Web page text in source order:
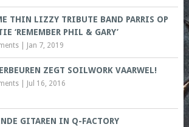
THIN LIZZY TRIBUTE BAND PARRIS OP
‘REMEMBER PHIL & GARY’
| Jan 7, 2019
ZEGT SOILWORK VAARWEL!
| Jul 16, 2016
GITAREN IN Q-FACTORY